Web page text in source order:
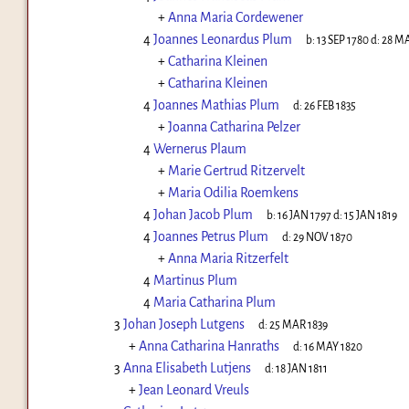
+Anna Maria Cordewener
4Joannes Leonardus Plum b: 13 SEP 1780d: 28
+Catharina Kleinen
+Catharina Kleinen
4Joannes Mathias Plum d: 26 FEB 1835
+Joanna Catharina Pelzer
4Wernerus Plaum
+ Marie Gertrud Ritzervelt
+ Maria Odilia Roemkens
4Johan Jacob Plum b: 16 JAN 1797d: 15 JAN 1819
4Joannes Petrus Plum d: 29 NOV 1870
+Anna Maria Ritzerfelt
4 Martinus Plum
4 Maria Catharina Plum
3 Johan Joseph Lutgens d: 25 MAR 1839
+Anna Catharina Hanraths d: 16 MAY 1820
3 Anna Elisabeth Lutjens d: 18 JAN 1811
+Jean Leonard Vreuls